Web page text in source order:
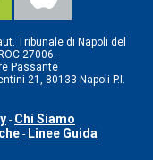
Tribunale di Napoli del
27006.
Passante
21, 80133 Napoli P.I.
- Chi Siamo
- Linee Guida